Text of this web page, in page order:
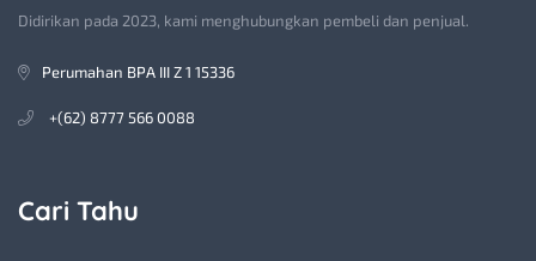
Didirikan pada 2023, kami menghubungkan pembeli dan penjual.
Perumahan BPA III Z 1 15336
+(62) 8777 566 0088
Cari Tahu